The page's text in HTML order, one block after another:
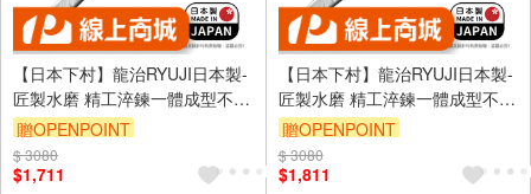
【日本下村】龍治RYUJI日本製-
匠製水磨 精工淬鍊一體成型不鏽
鋼刀-16.5cm(中華菜刀)
贈OPENPOINT
$ 3080
$1,711
【日本下村】龍治RYUJI日本製-
匠製水磨 精工淬鍊一體成型不鏽
鋼刀-18cm(牛刀)
贈OPENPOINT
$ 3080
$1,811